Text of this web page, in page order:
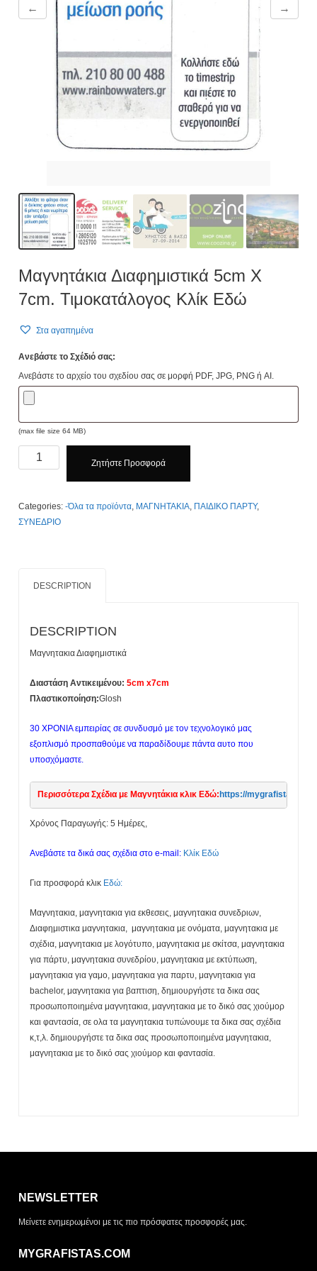
← →
Μαγνητάκια Διαφημιστικά 5cm X
7cm. Τιμοκατάλογος Κλίκ Εδώ
Στα αγαπημένα
Ανεβάστε το Σχέδιό σας:
Ανεβάστε το αρχείο του σχεδίου σας σε μορφή PDF, JPG, PNG ή AI.
(max file size 64 MB)
Μαγνητάκια
Διαφημιστικά
Ζητήστε Προσφορά
Categories:-Όλα τα προϊόντα ΜΑΓΝΗΤΑΚΙΑ ΠΑΙΔΙΚΟ ΠΑΡΤΥ,
ΣΥΝΕΔΡΙΟ
DESCRIPTION
DESCRIPTION
Mαγνητακια Διαφημιστικά
Διαστάση Αντικειμένου: 5cm x7cm
Πλαστικοποίηση:Glosh
30 ΧΡΟΝΙΑ εμπειρίας σε συνδυσμό με τον τεχνολογικό μας
εξοπλισμό προσπαθούμε να παραδίδουμε πάντα αυτο που
υποσχόμαστε.
Περισσότερα Σχέδια με Μαγνητάκια κλικ Εδώ: https://
Χρόνος Παραγωγής: 5 Ημέρες,
Ανεβάστε τα δικά σας σχέδια στο e-mail: Κλίκ Εδώ
Για προσφορά κλικ Εδώ:
Mαγνητακια, μαγνητακια για εκθεσεις, μαγνητακια συνεδριων,
Διαφημιστικα μαγνητακια, μαγνητακια με ονόματα, μαγνητακια με
σχέδια, μαγνητακια με λογότυπο, μαγνητακια με σκίτσα, μαγνητακια
για πάρτυ, μαγνητακια συνεδρίου, μαγνητακια με εκτύπωση,
μαγνητακια για γαμο, μαγνητακια για παρτυ, μαγνητακια για
bachelor, μαγνητακια για βαπτιση, δημιουργήστε τα δικα σας
προσωποποιημένα μαγνητακια, μαγνητακια με το δικό σας χιούμορ
και φαντασία, σε ολα τα μαγνητακια τυπώνουμε τα δικα σας σχέδια
κ,τ,λ. δημιουργήστε τα δικα σας προσωποποιημένα μαγνητακια,
μαγνητακια με το δικό σας χιούμορ και φαντασία.
NEWSLETTER
Μείνετε ενημερωμένοι με τις πιο πρόσφατες προσφορές μας.
MYGRAFISTAS.COM
ΤΡΌΠΟΣ ΠΑΡΆΔΟΣΗΣ